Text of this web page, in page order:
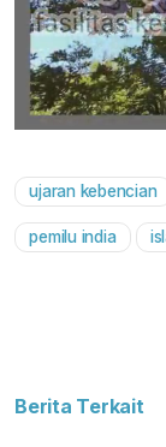
ujaran kebencian
pemilu india
Berita Terkait